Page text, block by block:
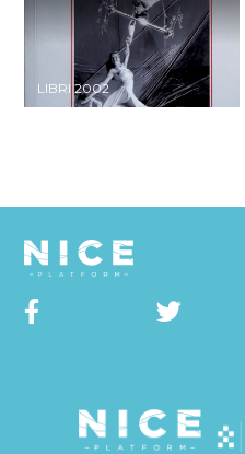
LIBRI 2002